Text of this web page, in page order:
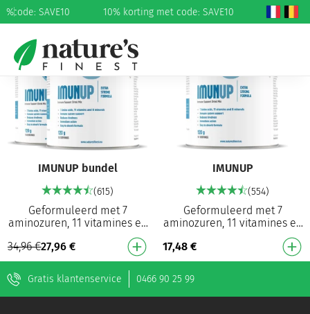
%
code: SAVE10 10% korting met code: SAVE10
20%
IMUNUP bundel
(615)
Geformuleerd met 7
aminozuren, 11 vitamines en
8 mineralen 26 krachtige
ingrediënten: een van de
krachtigste formules o…
34,96€27,96€
IMUNUP
(554)
Geformuleerd met 7
aminozuren, 11 vitamines en
8 mineralen 26 krachtige
ingrediënten: een van de
krachtigste formules o…
17,48€
Gratis klantenservice 0466 90 25 99